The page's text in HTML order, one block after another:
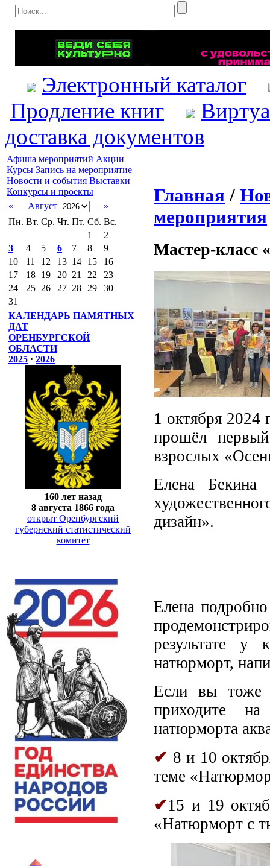
Электронный каталог
Продление книг
доставка документов
Афиша мероприятий Акции
Курсы Запись на мероприятие
Новости и события Выставки
Конкурсы и проекты
«
Август
»
Пн. Вт. Ср. Чт. Пт. Сб. Вс.
1
2
3
4 5 6 7 8
9
10
11 12 13 14 15
16
17
18 19 20 21 22
23
24
25 26 27 28 29
30
31
КАЛЕНДАРЬ ПАМЯТНЫХ
ДАТ
ОРЕНБУРГСКОЙ
ОБЛАСТИ
2025 · 2026
160 лет назад
8 августа 1866 года
открыт Оренбургский
губернский статистический
комитет
Главная /
мероприятия
Мастер-класс
1 октября 2024
прошёл
взрослых
Елена Бекина
дизайн».
Елена
результате у
натюрморт,
Если вы тоже
приходите
натюрморта
✔ 8 и 10
теме
✔15 и 19
«Натюрморт с